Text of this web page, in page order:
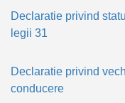
Declaratie privind
legii 31
Declaratie privind
conducere